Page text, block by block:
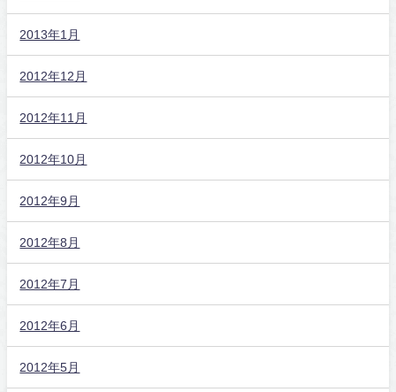
2013年1月
2012年12月
2012年11月
2012年10月
2012年9月
2012年8月
2012年7月
2012年6月
2012年5月